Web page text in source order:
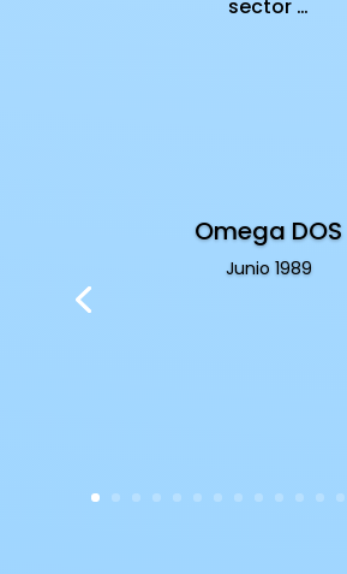
sector …
Omega DOS
Junio 1989